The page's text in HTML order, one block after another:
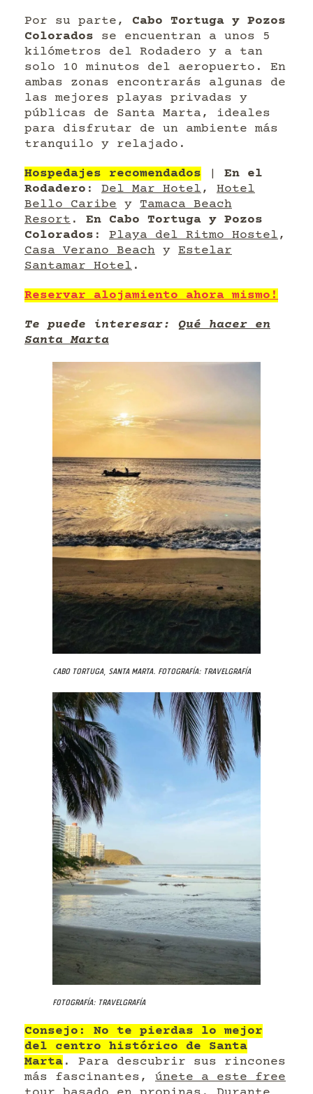
Por su parte, Cabo Tortuga y Pozos
Colorados se encuentran a unos 5
kilómetros del Rodadero y a tan
solo 10 minutos del aeropuerto. En
ambas zonas encontrarás algunas de
las mejores playas privadas y
públicas de Santa Marta, ideales
para disfrutar de un ambiente más
tranquilo y relajado.
Hospedajes recomendados
En el
Rodadero : Del Mar Hotel, Hotel
Bello Caribe y Tamaca Beach
Resort . En Cabo Tortuga y Pozos
Colorados : Playa del Ritmo Hostel,
Casa Verano Beach y Estelar
Santamar Hotel .
Reservar alojamiento ahora mismo!
Te puede interesar: Qué hacer en
Santa Marta
Cabo Tortuga, Santa Marta. Fotografía: Travelgrafía
Fotografía: Travelgrafía
Consejo: No te pierdas lo mejor
del centro histórico de Santa
Marta . Para descubrir sus rincones
más fascinantes, únete a este free